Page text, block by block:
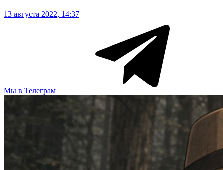
13 августа 2022, 14:37
Мы в Телеграм